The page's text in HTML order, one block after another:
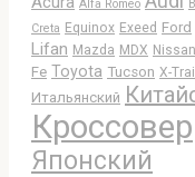
Alfa Romeo
Creta Equinox Exeed Ford
Lifan Mazda MDX Nissan
Fe Toyota Tucson X-Trail
Итальянский
Кроссовер
Японский